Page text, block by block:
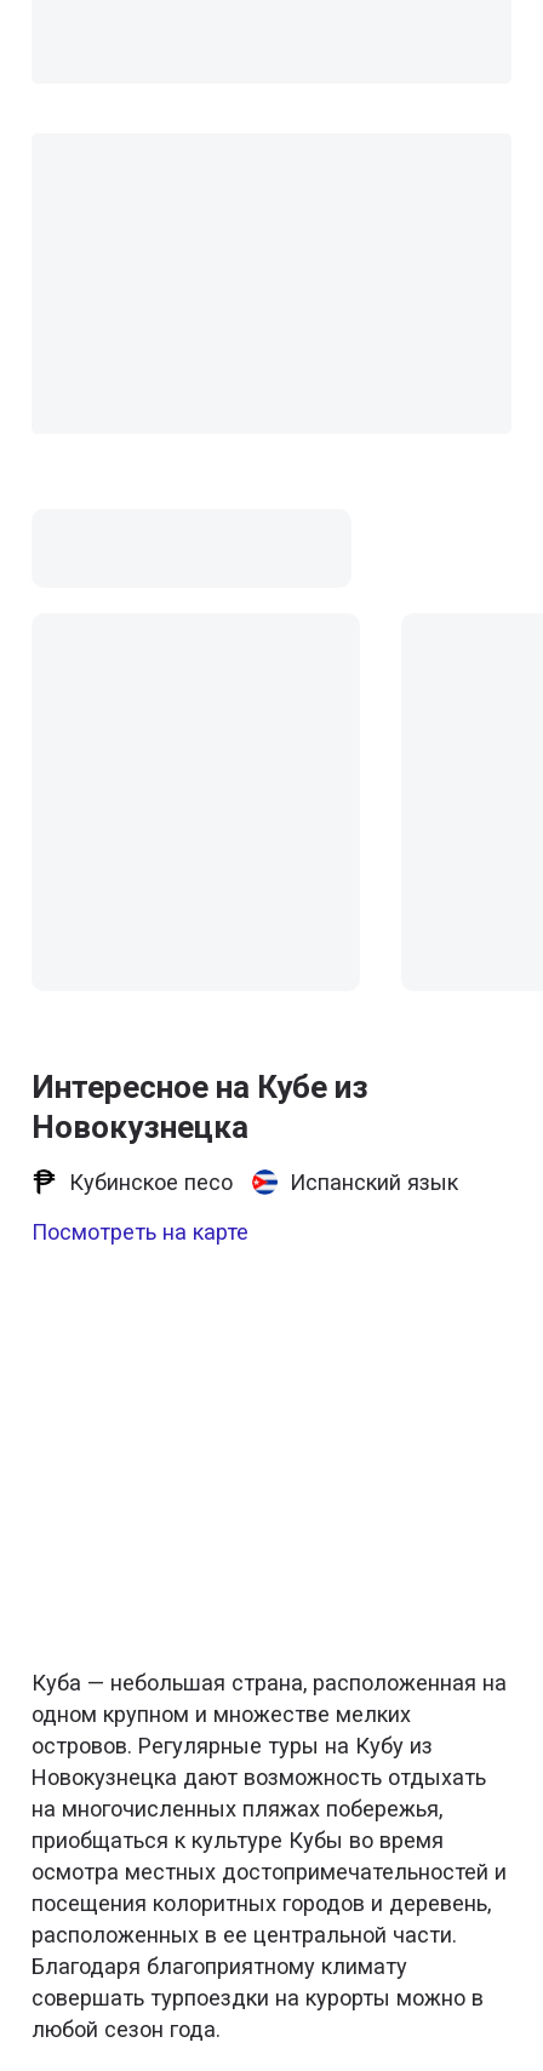
Интересное на Кубе из
Новокузнецка
Кубинское песо
Испанский язык
Посмотреть на карте
Куба — небольшая страна, расположенная на
одном крупном и множестве мелких
островов. Регулярные туры на Кубу из
Новокузнецка дают возможность отдыхать
на многочисленных пляжах побережья,
приобщаться к культуре Кубы во время
осмотра местных достопримечательностей и
посещения колоритных городов и деревень,
расположенных в ее центральной части.
Благодаря благоприятному климату
совершать турпоездки на курорты можно в
любой сезон года.